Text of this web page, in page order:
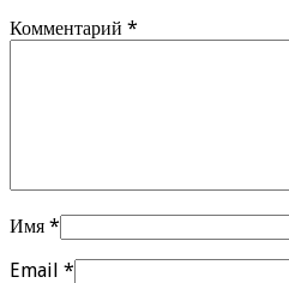
Комментарий *
Имя *
Email *